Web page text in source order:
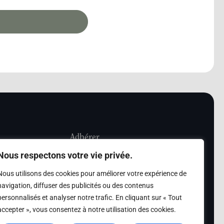
respectons votre vie privée.
utilisons des cookies pour améliorer votre expérience de
diffuser des publicités ou des contenus
et analyser notre trafic. En cliquant sur « Tout
», vous consentez à notre utilisation des cookies.
Les Amis de
de la
archives des Amis
Adhérer
Adhésion